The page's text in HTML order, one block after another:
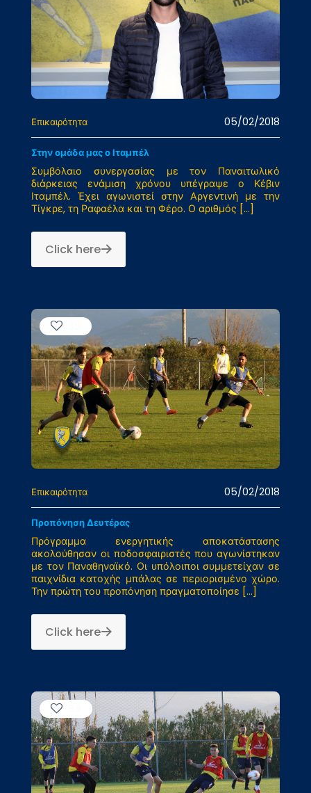
Επικαιρότητα 05/02/2018
Στην ομάδα μας ο Ιταμπέλ
Συμβόλαιο συνεργασίας με τον Παναιτωλικό
διάρκειας ενάμιση χρόνου υπέγραψε ο Κέβιν
Ιταμπέλ. Έχει αγωνιστεί στην Αργεντινή με την
Τίγκρε, τη Ραφαέλα και τη Φέρο. Ο αριθμός […]
Click here
Επικαιρότητα 05/02/2018
Προπόνηση Δευτέρας
Πρόγραμμα ενεργητικής αποκατάστασης
ακολούθησαν οι ποδοσφαιριστές που αγωνίστηκαν
με τον Παναθηναϊκό. Οι υπόλοιποι συμμετείχαν σε
παιχνίδια κατοχής μπάλας σε περιορισμένο χώρο.
Την πρώτη του προπόνηση πραγματοποίησε […]
Click here